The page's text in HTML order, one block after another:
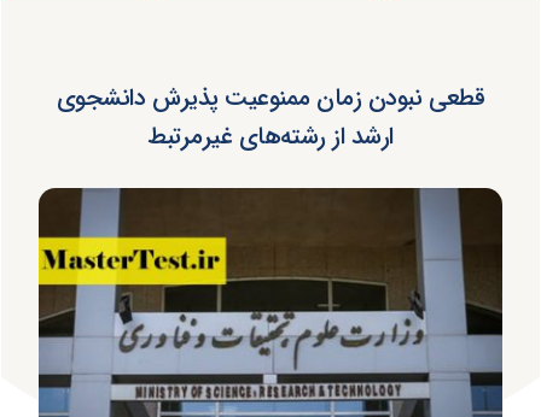
قطعی نبودن زمان ممنوعیت پذیرش دانشجوی
ارشد از رشته‌های غیرمرتبط